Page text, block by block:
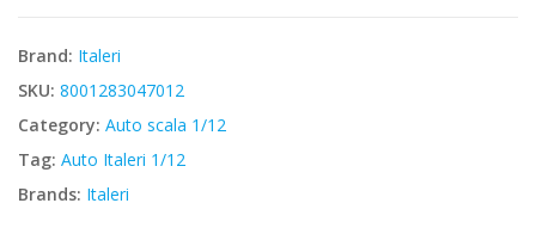
Brand: Italeri
SKU: 8001283047012
Category: Auto scala 1/12
Tag: Auto Italeri 1/12
Brands: Italeri